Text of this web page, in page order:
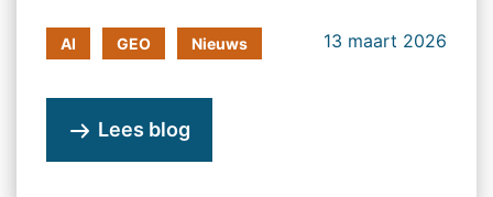
AI GEO Nieuws 13 maart 2026
Lees blog